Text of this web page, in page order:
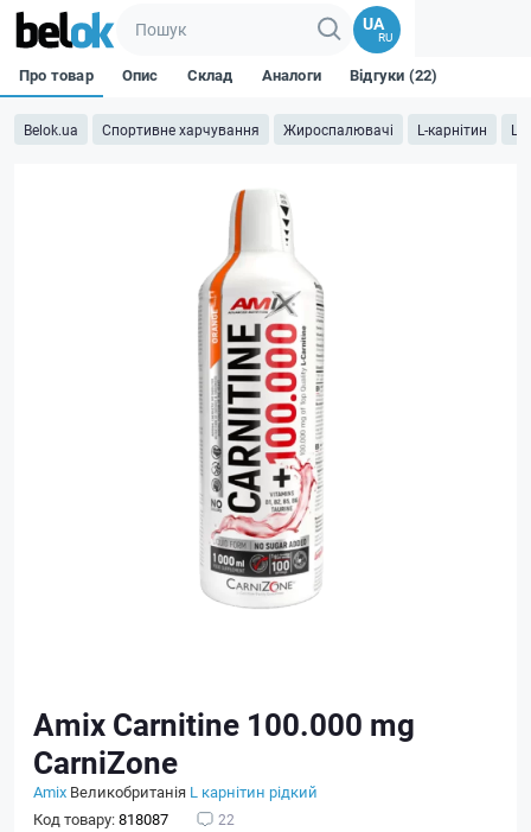
UA
RU
Belok.ua Спортивне харчування Жироспалювачі L-карнітин L
Про товар Опис Склад Аналоги Відгуки (22)
Amix Carnitine 100.000 mg
CarniZone
Amix Великобританія L карнітин рідкий
Код товару:818087 22